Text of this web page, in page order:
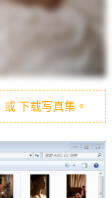
下载写真集。